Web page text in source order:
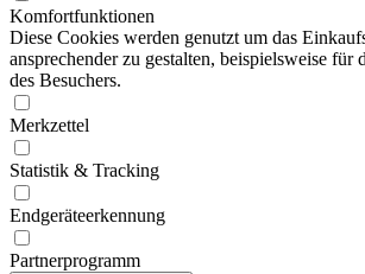
Komfortfunktionen
Diese Cookies werden genutzt um das
ansprechender zu gestalten, beispielsweise für
des Besuchers.
Merkzettel
Statistik & Tracking
Endgeräteerkennung
Partnerprogramm